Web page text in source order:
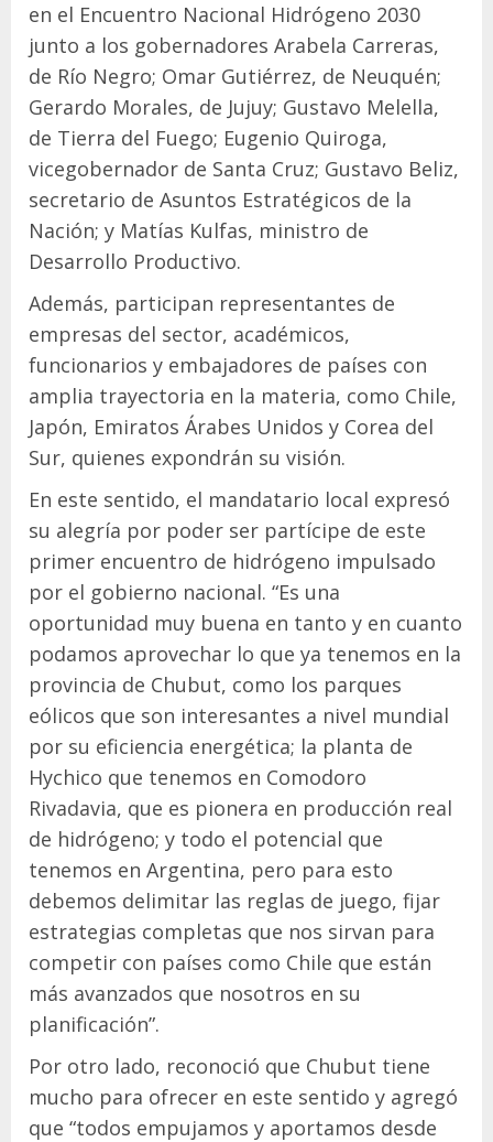
en el Encuentro Nacional Hidrógeno 2030
junto a los gobernadores Arabela Carreras,
de Río Negro; Omar Gutiérrez, de Neuquén;
Gerardo Morales, de Jujuy; Gustavo Melella,
de Tierra del Fuego; Eugenio Quiroga,
vicegobernador de Santa Cruz; Gustavo Beliz,
secretario de Asuntos Estratégicos de la
Nación; y Matías Kulfas, ministro de
Desarrollo Productivo.
Además, participan representantes de
empresas del sector, académicos,
funcionarios y embajadores de países con
amplia trayectoria en la materia, como Chile,
Japón, Emiratos Árabes Unidos y Corea del
Sur, quienes expondrán su visión.
En este sentido, el mandatario local expresó
su alegría por poder ser partícipe de este
primer encuentro de hidrógeno impulsado
por el gobierno nacional. “Es una
oportunidad muy buena en tanto y en cuanto
podamos aprovechar lo que ya tenemos en la
provincia de Chubut, como los parques
eólicos que son interesantes a nivel mundial
por su eficiencia energética; la planta de
Hychico que tenemos en Comodoro
Rivadavia, que es pionera en producción real
de hidrógeno; y todo el potencial que
tenemos en Argentina, pero para esto
debemos delimitar las reglas de juego, fijar
estrategias completas que nos sirvan para
competir con países como Chile que están
más avanzados que nosotros en su
planificación”.
Por otro lado, reconoció que Chubut tiene
mucho para ofrecer en este sentido y agregó
que “todos empujamos y aportamos desde